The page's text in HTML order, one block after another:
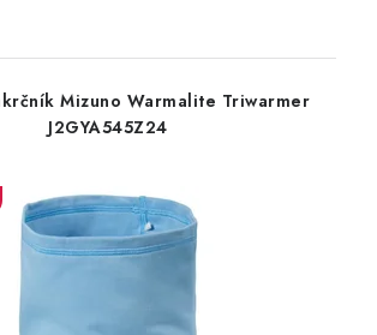
Mizuno Warmalite Triwarmer
J2GYA545Z24